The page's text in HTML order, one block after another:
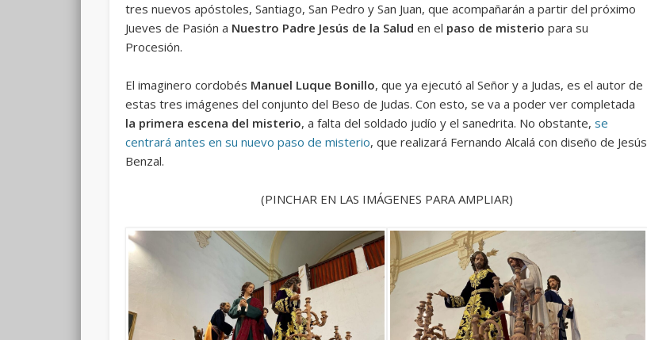
tres nuevos apóstoles, Santiago, San Pedro y San Juan, que acompañarán a partir del próximo
Jueves de Pasión a Nuestro Padre Jesús de la Salud en el paso de misterio para su
Procesión.
El imaginero cordobés Manuel Luque Bonillo, que ya ejecutó al Señor y a Judas, es el autor de
estas tres imágenes del conjunto del Beso de Judas. Con esto, se va a poder ver completada
la primera escena del misterio, a falta del soldado judío y el sanedrita. No obstante,se
centrará antes en su nuevo paso de misterio, que realizará Fernando Alcalá con diseño de Jesús
Benzal.
(PINCHAR EN LAS IMÁGENES PARA AMPLIAR)